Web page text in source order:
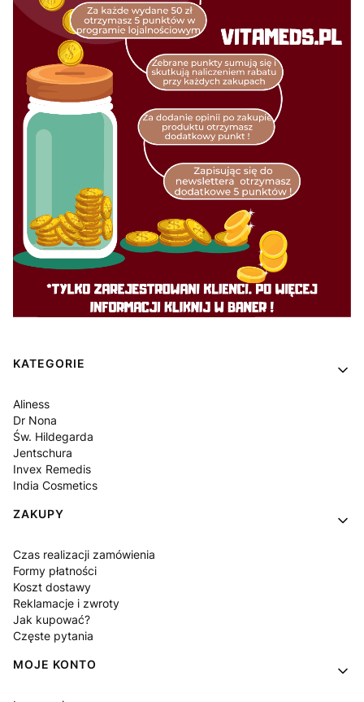
Linki w stopce
KATEGORIE
Aliness
Dr Nona
Św. Hildegarda
Jentschura
Invex Remedis
India Cosmetics
ZAKUPY
Czas realizacji zamówienia
Formy płatności
Koszt dostawy
Reklamacje i zwroty
Jak kupować?
Częste pytania
MOJE KONTO